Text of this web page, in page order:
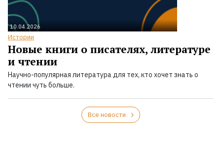
10.04.2026
Истории
Новые книги о писателях, литературе
и чтении
Научно-популярная литература для тех, кто хочет знать о
чтении чуть больше.
Все новости